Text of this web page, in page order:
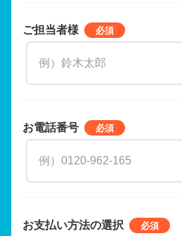
ご担当者様
お電話番号
お支払い方法の選択